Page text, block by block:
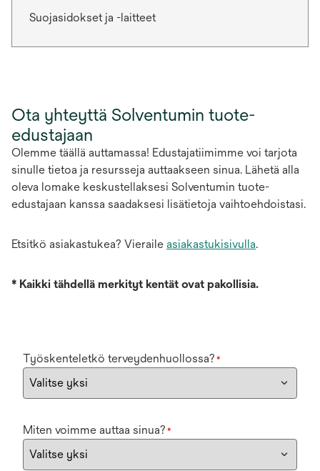
Suojasidokset ja -laitteet
Ota yhteyttä Solventumin tuote-
edustajaan
Olemme täällä auttamassa! Edustajatiimimme voi tarjota
sinulle tietoa ja resursseja auttaakseen sinua. Lähetä alla
oleva lomake keskustellaksesi Solventumin tuote-
edustajaan kanssa saadaksesi lisätietoja vaihtoehdoistasi.
Etsitkö asiakastukea? Vieraile asiakastukisivulla.
* Kaikki tähdellä merkityt kentät ovat pakollisia.
Työskenteletkö terveydenhuollossa? *
Miten voimme auttaa sinua? *